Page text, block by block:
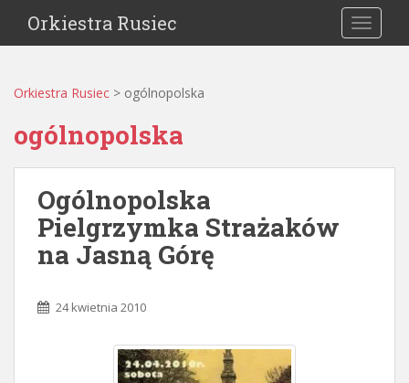
Orkiestra Rusiec
Orkiestra Rusiec > ogólnopolska
ogólnopolska
Ogólnopolska
Pielgrzymka Strażaków
na Jasną Górę
24 kwietnia 2010